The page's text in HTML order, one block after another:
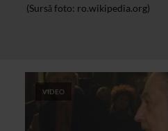
(Sursă foto: ro.wikipedia.org)
VIDEO